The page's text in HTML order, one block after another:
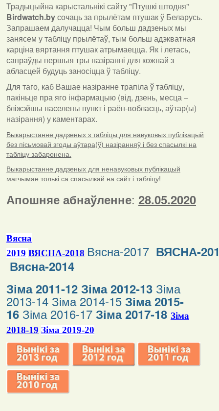
Традыцыйна карыстальнікі сайту "Птушкі штодня"
Birdwatch.byсочаць за прылётам птушак ў Беларусь.
Запрашаем далучацца! Чым больш дадзеных мы
занясем у табліцу прылётаў, тым больш адэкватная
карціна вяртання птушак атрымаецца. Як і летась,
сапраўды першыя тры назіранні для кожнай з
абласцей будуць заносіцца ў табліцу.
Для таго, каб Вашае назіранне трапіла ў табліцу,
пакіньце пра яго інфармацыю (від, дзень, месца –
бліжэйшы населены пункт і раён-вобласць, аўтар(ы)
назірання) у каментарах.
Выкарыстанне дадзеных з табліцы для навуковых публікацый
без пісьмовай згоды аўтара(ў) назіранняў і без спасылкі на
табліцу забаронена.
Выкарыстанне дадзеных для ненавуковых публікацый
магчымае толькі са спасылкай на сайт і табліцу!
Апошняе абнаўленне: 28.05.2020
Вясна
2019 ВЯСНА-2018 Вясна-2017 ВЯСНА-
Вясна-2014
Зіма 2011-12 Зіма 2012-13 Зіма
2013-14 Зіма 2014-15 Зіма 2015-
16 Зіма 2016-17 Зіма 2017-18 Зіма
2018-19 Зіма 2019-20